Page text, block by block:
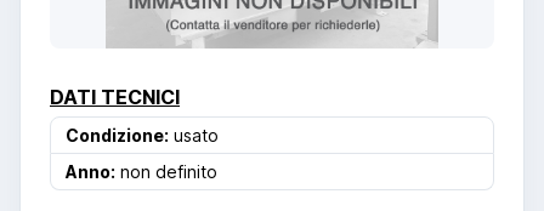
DATI TECNICI
Condizione: usato
Anno: non definito